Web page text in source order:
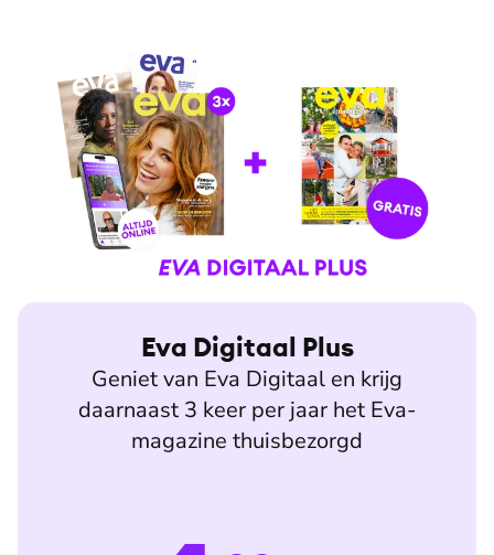
Eva Digitaal Plus
Geniet van Eva Digitaal en krijg
daarnaast 3 keer per jaar het Eva-
magazine thuisbezorgd